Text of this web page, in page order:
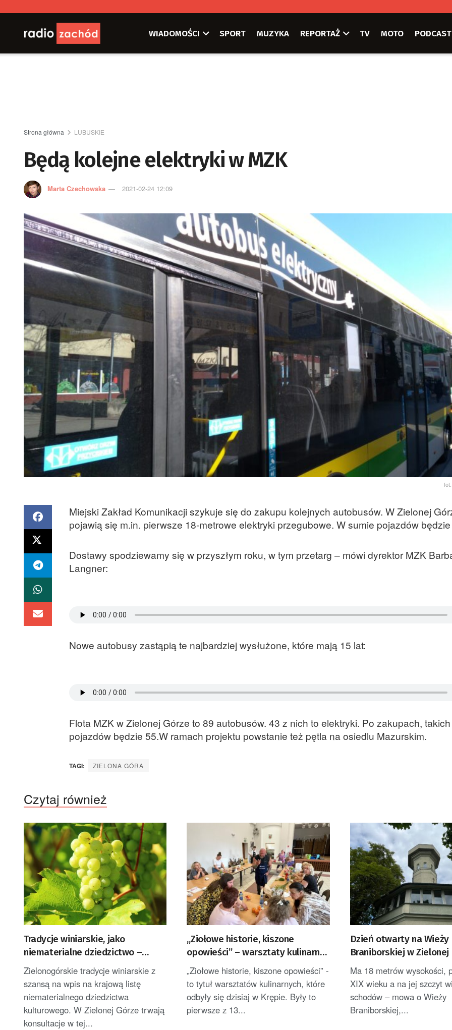
WIADOMOŚCI SPORT MUZYKA REPORTAŻ TV MOTO
Strona główna LUBUSKIE
Będą kolejne elektryki w MZK
Marta Czechowska 2021-02-24 12:09
Miejski Zakład Komunikacji szykuje się do zakupu kolejnych autobusów. W Zielonej
pojawią się m.in. pierwsze 18-metrowe elektryki przegubowe. W sumie pojazdów
Dostawy spodziewamy się w przyszłym roku, w tym przetarg – mówi dyrektor MZK
Langner:
Nowe autobusy zastąpią te najbardziej wysłużone, które mają 15 lat:
Flota MZK w Zielonej Górze to 89 autobusów. 43 z nich to elektryki. Po zakupach, takich
pojazdów będzie 55.W ramach projektu powstanie też pętla na osiedlu Mazurskim.
TAGI: ZIELONA GÓRA
Czytaj również
Tradycje winiarskie, jako
niematerialne dziedzictwo –
konsultacje i projekt
Zielonogórskie tradycje winiarskie z
szansą na wpis na krajową listę
niematerialnego dziedzictwa
kulturowego. W Zielonej Górze trwają
konsultacje w tej...
„Ziołowe historie, kiszone
opowieści” – warsztaty kulinarne
w zielonogórskich sołectwach
„Ziołowe historie, kiszone opowieści” -
to tytuł warsztatów kulinarnych, które
odbyły się dzisiaj w Krępie. Były to
pierwsze z 13...
Dzień otwarty na Wieży
Braniborskiej w Zielonej
po raz ostatni w tym roku
Ma 18 metrów wysokości,
XIX wieku a na jej szczyt
schodów – mowa o Wieży
Braniborskiej,...